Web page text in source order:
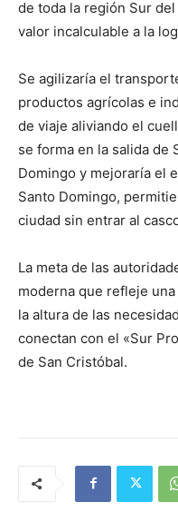
de toda la región Sur
valor incalculable a la
Se agilizaría el
productos agrícolas e
de viaje aliviando el
se forma en la salida de
Domingo y mejoraría el
Santo Domingo,
ciudad sin entrar al
La meta de las
moderna que refleje
la altura de las
conectan con el «Sur
de San Cristóbal.